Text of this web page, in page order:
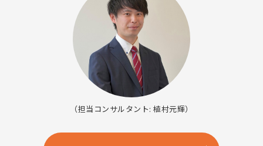
（担当コンサルタント: 植村元輝）